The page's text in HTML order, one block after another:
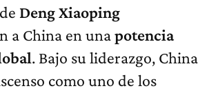
Deng Xiaoping
a China en unapotencia
. Bajo su liderazgo, China
como uno de los